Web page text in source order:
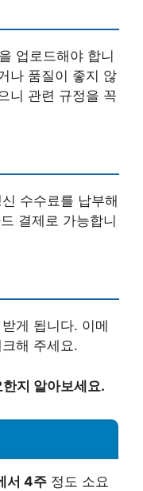
업로드해야 합니
나 품질이 좋지 않
니 관련 규정을 꼭
수수료를 납부해
결제로 가능합니
게 됩니다. 이메
해 주세요.
지 알아보세요.
서 4주 정도 소요